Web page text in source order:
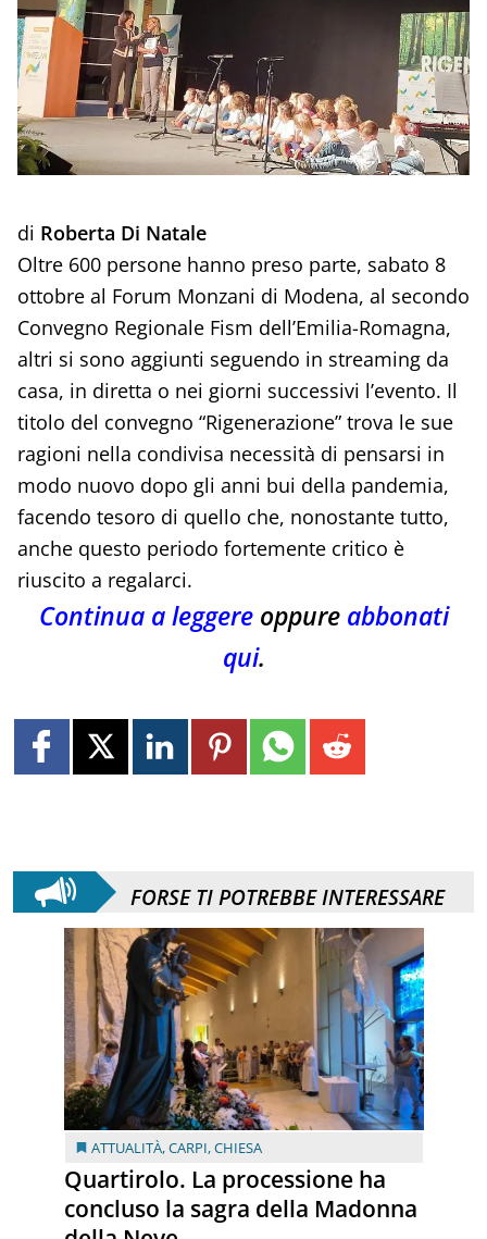
di Roberta Di Natale
Oltre 600 persone hanno preso parte, sabato 8
ottobre al Forum Monzani di Modena, al secondo
Convegno Regionale Fism dell’Emilia-Romagna,
altri si sono aggiunti seguendo in streaming da
casa, in diretta o nei giorni successivi l’evento. Il
titolo del convegno “Rigenerazione” trova le sue
ragioni nella condivisa necessità di pensarsi in
modo nuovo dopo gli anni bui della pandemia,
facendo tesoro di quello che, nonostante tutto,
anche questo periodo fortemente critico è
riuscito a regalarci.
Continua a leggereoppure abbonati
qui.
FORSE TI POTREBBE INTERESSARE
ATTUALITÀ,CARPI,CHIESA
Quartirolo. La processione ha
concluso la sagra della Madonna